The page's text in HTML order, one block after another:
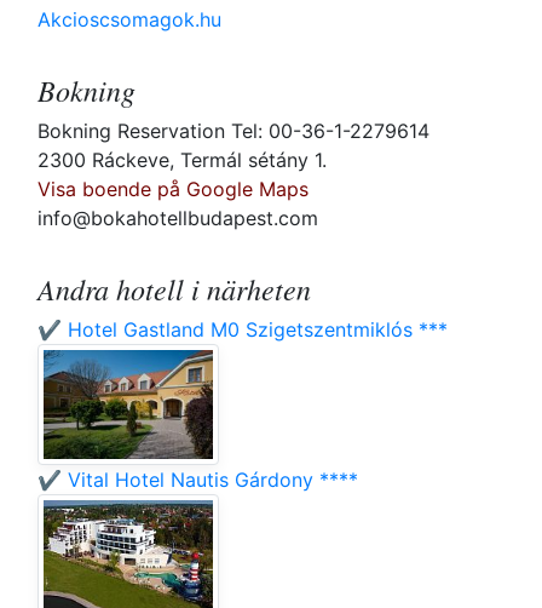
Akcioscsomagok.hu
Bokning
Bokning Reservation Tel: 00-36-1-2279614
2300 Ráckeve, Termál sétány 1.
Visa boende på Google Maps
info@bokahotellbudapest.com
Andra hotell i närheten
✔️ Hotel Gastland M0 Szigetszentmiklós ***
✔️ Vital Hotel Nautis Gárdony ****